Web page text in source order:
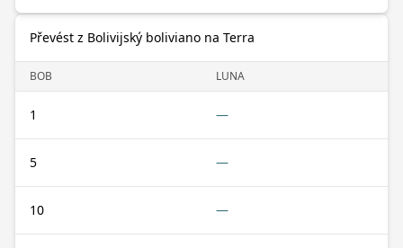
Převést z Bolivijský boliviano na Terra
BOB LUNA
1 —
5 —
10 —